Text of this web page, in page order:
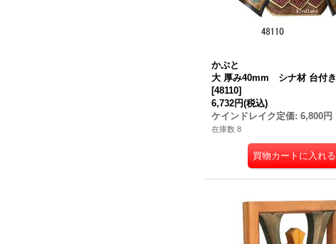
かぶと
大 厚み40mm シナ材 台付き
[48110]
6,732円(税込)
ケインドレイク定価: 6,800円
在庫数 8